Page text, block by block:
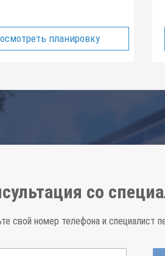
планировку
со
свой номер телефона и специалист